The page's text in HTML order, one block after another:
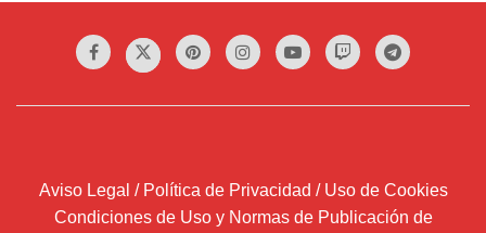
Aviso Legal / Política de Privacidad / Uso de Cookies
Condiciones de Uso y Normas de Publicación de